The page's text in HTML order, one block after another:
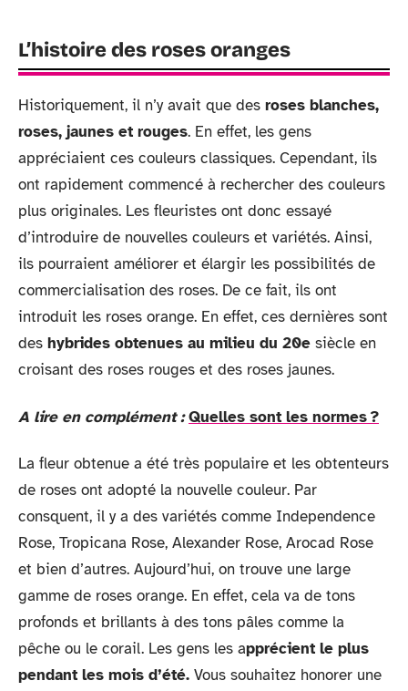
L’histoire des roses oranges
Historiquement, il n’y avait que des roses blanches,
roses, jaunes et rouges. En effet, les gens
appréciaient ces couleurs classiques. Cependant, ils
ont rapidement commencé à rechercher des couleurs
plus originales. Les fleuristes ont donc essayé
d’introduire de nouvelles couleurs et variétés. Ainsi,
ils pourraient améliorer et élargir les possibilités de
commercialisation des roses. De ce fait, ils ont
introduit les roses orange. En effet, ces dernières sont
des hybrides obtenues au milieu du 20e siècle en
croisant des roses rouges et des roses jaunes.
A lire en complément : Quelles sont les normes ?
La fleur obtenue a été très populaire et les obtenteurs
de roses ont adopté la nouvelle couleur. Par
consquent, il y a des variétés comme Independence
Rose, Tropicana Rose, Alexander Rose, Arocad Rose
et bien d’autres. Aujourd’hui, on trouve une large
gamme de roses orange. En effet, cela va de tons
profonds et brillants à des tons pâles comme la
pêche ou le corail. Les gens les apprécient le plus
pendant les mois d’été. Vous souhaitez honorer une